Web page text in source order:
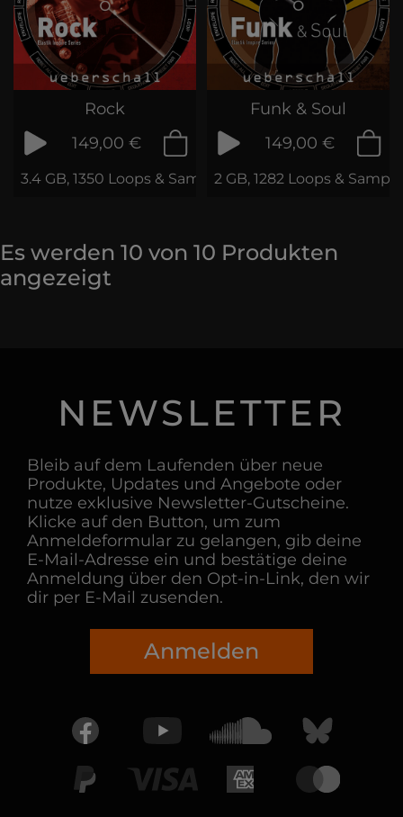
Rock
149,00 €
3.4 GB, 1350 Loops & Samples
Funk & Soul
149,00 €
2 GB, 1282 Loops &
Es werden 10 von 10 Produkten
angezeigt
NEWSLETTER
Bleib auf dem Laufenden über neue
Produkte, Updates und Angebote oder
nutze exklusive Newsletter-Gutscheine.
Klicke auf den Button, um zum
Anmeldeformular zu gelangen, gib deine
E-Mail-Adresse ein und bestätige deine
Anmeldung über den Opt-in-Link, den wir
dir per E-Mail zusenden.
Anmelden